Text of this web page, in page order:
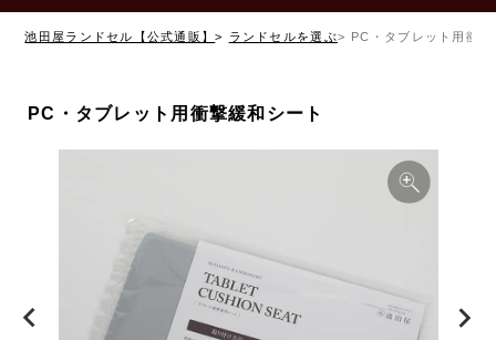
池田屋ランドセル【公式通販】 ランドセルを選ぶ PC・タブレット用衝
PC・タブレット用衝撃緩和シート